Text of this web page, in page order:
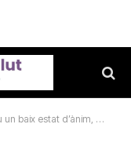
doble que els nois de la seva edat